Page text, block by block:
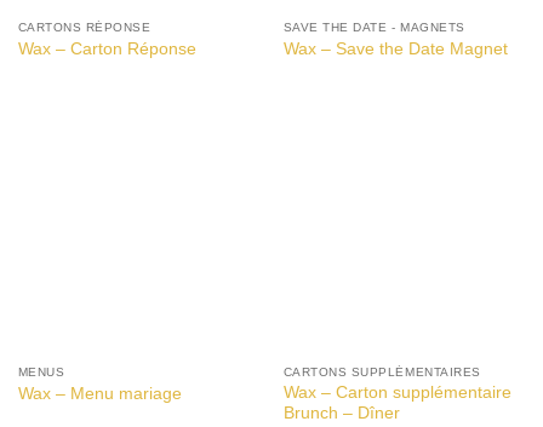
CARTONS RÉPONSE
Wax – Carton Réponse
SAVE THE DATE - MAGNETS
Wax – Save the Date Magnet
MENUS
Wax – Menu mariage
CARTONS SUPPLÉMENTAIRES
Wax – Carton supplémentaire
Brunch – Dîner